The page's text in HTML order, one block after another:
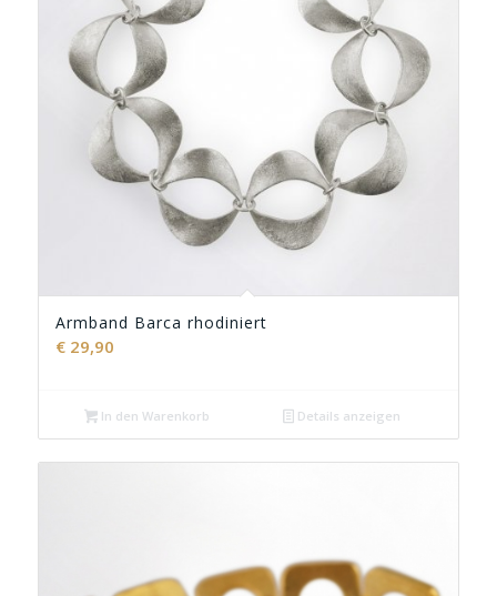
Armband Barca rhodiniert
€29,90
In den Warenkorb Details anzeigen